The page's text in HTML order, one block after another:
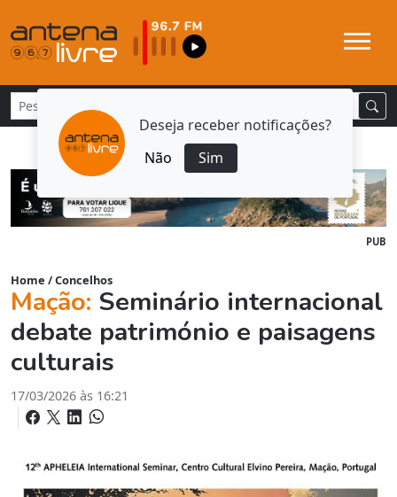
Deseja receber notificações?
Não
Sim
PUB
Home /Concelhos
Mação: Seminário internacional
debate património e paisagens
culturais
17/03/2026 às 16:21